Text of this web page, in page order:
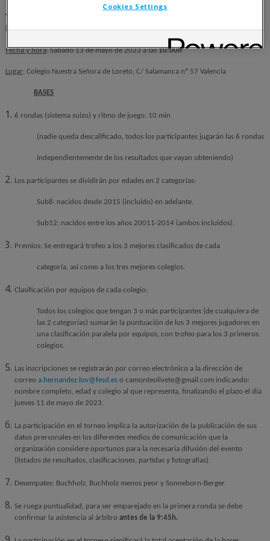
V TORNEO INTERESCOLAR de AJEDREZ “NUESTRA SEÑORA DE
LORETO”
Fecha y hora: Sábado 13 de mayo de 2023 a las10:00h
Lugar: Colegio Nuestra Señora de Loreto, C/ Salamanca nº 57 Valencia
BASES
6 rondas (sistema suizo) y ritmo de juego: 10 min
(nadie queda descalificado, todos los participantes jugarán las 6 rondas
independientemente de los resultados que vayan obteniendo)
Los participantes se dividirán por edades en 2 categorías:
Sub8: nacidos desde 2015 (incluido) en adelante.
Sub12: nacidos entre los años 20011-2014 (ambos incluidos).
Premios: Se entregará trofeo a los 3 mejores clasificados de cada
categoría, así como a los tres mejores colegios.
Clasificación por equipos de cada colegio:
Todos los colegios que tengan 3 o más participantes (de cualquiera de
las 2 categorías) sumarán la puntuación de los 3 mejores jugadores en
una clasificación paralela por equipos, con trofeo para los 3 primeros
colegios.
Las inscripciones se registrarán por correo electrónico a la dirección de
correo a.hernandez.lov@fesd.eso camonteolivete@gmail.com indicando:
nombre completo, edad y colegio al que representa, finalizando el plazo el día
jueves 11 de mayo de 2023.
La participación en el torneo implica la autorización de la publicación de sus
datos prersonales en los diferentes medios de comunicación que la
organización considere oportunos para la necesaria difusión del evento
(listados de resultados, clasificaciones, partidas y fotografías).
Desempates: Buchholz, Buchholz menos peor y Sonneborn-Berger.
Se ruega puntualidad, para ser emparejado en la primera ronda se debe
confirmar la asistencia al árbitro antes de la 9:45h.
Cookies Settings